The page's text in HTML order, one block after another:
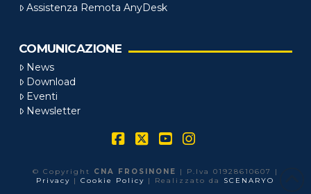
Assistenza Remota AnyDesk
COMUNICAZIONE
News
Download
Eventi
Newsletter
© Copyright CNA FROSINONE
| P.Iva 01928610607 |
Privacy |Cookie Policy | Realizzato da SCENARYO